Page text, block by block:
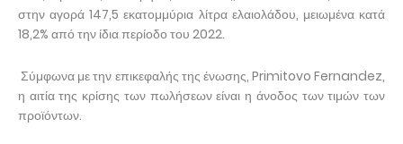
στην αγορά 147,5 εκατομμύρια λίτρα ελαιολάδου, μειωμένα κατά
18,2% από την ίδια περίοδο του 2022.
Σύμφωνα με την επικεφαλής της ένωσης, Primitovo Fernandez,
η αιτία της κρίσης των πωλήσεων είναι η άνοδος των τιμών των
προϊόντων.